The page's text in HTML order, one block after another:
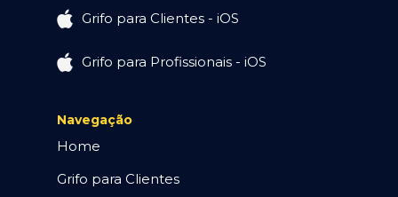
Grifo para Clientes - iOS
Grifo para Profissionais - iOS
Navegação
Home
Grifo para Clientes